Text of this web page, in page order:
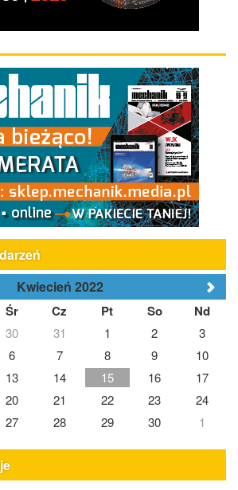
Kwiecień 2022
Śr Cz Pt So Nd
30 31 1 2
3
6 7 8 9
10
13 14 15 16
17
20 21 22 23
24
27 28 29 30 1